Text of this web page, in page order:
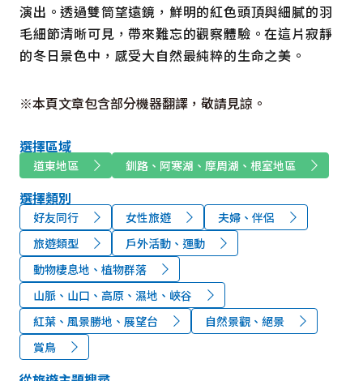
演出。透過雙筒望遠鏡，鮮明的紅色頭頂與細膩的羽
毛細節清晰可見，帶來難忘的觀察體驗。在這片寂靜
的冬日景色中，感受大自然最純粹的生命之美。
※本頁文章包含部分機器翻譯，敬請見諒。
選擇區域
道東地區 釧路、阿寒湖、摩周湖、根室地區
選擇類別
好友同行 女性旅遊
夫婦、伴侶
旅遊類型
戶外活動、運動
動物棲息地、植物群落
山脈、山口、高原、濕地、峽谷
紅葉、風景勝地、展望台
自然景觀、絕景
賞鳥